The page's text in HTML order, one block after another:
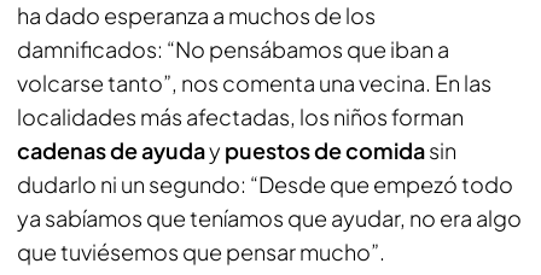
ha dado esperanza a muchos de los
damnificados: “No pensábamos que iban a
volcarse tanto”, nos comenta una vecina. En las
localidades más afectadas, los niños forman
cadenas de ayuday puestos de comidasin
dudarlo ni un segundo: “Desde que empezó todo
ya sabíamos que teníamos que ayudar, no era algo
que tuviésemos que pensar mucho”.